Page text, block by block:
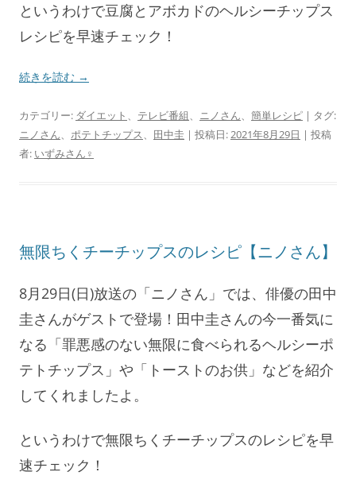
というわけで豆腐とアボカドのヘルシーチップス
レシピを早速チェック！
続きを読む →
カテゴリー: ダイエット 、 テレビ番組、 ニノさん、 簡単レシピ | タグ:
ニノさん、 ポテトチップス、 田中圭 | 投稿日:2021年8月29日 | 投稿
者: いずみさん♀
無限ちくチーチップスのレシピ【ニノさん】
8月29日(日)放送の「ニノさん」では、俳優の田中
圭さんがゲストで登場！田中圭さんの今一番気に
なる「罪悪感のない無限に食べられるヘルシーポ
テトチップス」や「トーストのお供」などを紹介
してくれましたよ。
というわけで無限ちくチーチップスのレシピを早
速チェック！